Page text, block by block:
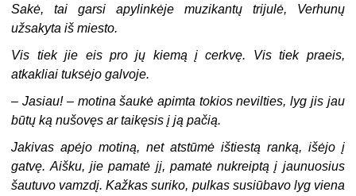
Sakė, tai garsi apylinkėje muzikantų trijulė, Verhunų
užsakyta iš miesto.
Vis tiek jie eis pro jų kiemą į cerkvę. Vis tiek praeis,
atkakliai tuksėjo galvoje.
–Jasiau! – motina šaukė apimta tokios nevilties, lyg jis jau
būtų ką nušovęs ar taikęsis į ją pačią.
Jakivas apėjo motiną, net atstūmė ištiestą ranką, išėjo į
gatvę. Aišku, jie pamatė jį, pamatė nukreiptą į jaunuosius
šautuvo vamzdį. Kažkas suriko, pulkas susiūbavo lyg viena